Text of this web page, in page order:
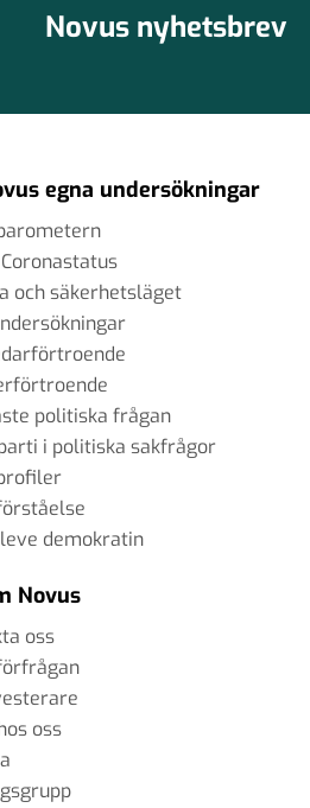
Novus nyhetsbrev
egna undersökningar
och säkerhetsläget
politiska frågan
i politiska sakfrågor
demokratin
Novus
oss
oss